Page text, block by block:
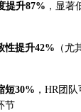
提升87% ，显著
性提升42% （
短30% ，HR团
节